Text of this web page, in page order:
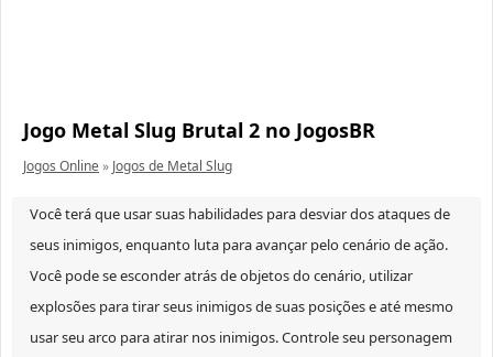
Jogo Metal Slug Brutal 2 no JogosBR
Jogos Online» Jogos de Metal Slug
Você terá que usar suas habilidades para desviar dos ataques de
seus inimigos, enquanto luta para avançar pelo cenário de ação.
Você pode se esconder atrás de objetos do cenário, utilizar
explosões para tirar seus inimigos de suas posições e até mesmo
usar seu arco para atirar nos inimigos. Controle seu personagem